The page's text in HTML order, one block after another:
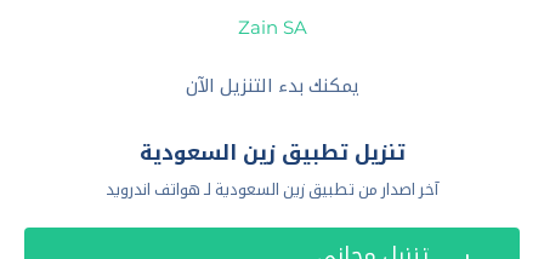
Zain SA‏
يمكنك بدء التنزيل الآن
تنزيل تطبيق زين السعودية
آخر اصدار من تطبيق زين السعودية لـ هواتف اندرويد